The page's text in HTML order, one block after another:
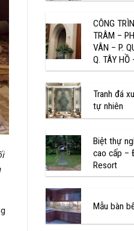
CÔNG
TRÂM –
VÂN – P.
Q. TÂY HỒ
Tranh đá
tự nhiên
Biệt thự
cao cấp –
Resort
Mẫu bàn